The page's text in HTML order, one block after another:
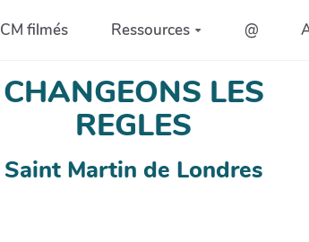
CM filmés Ressources @
CHANGEONS LES
REGLES
Saint Martin de Londres